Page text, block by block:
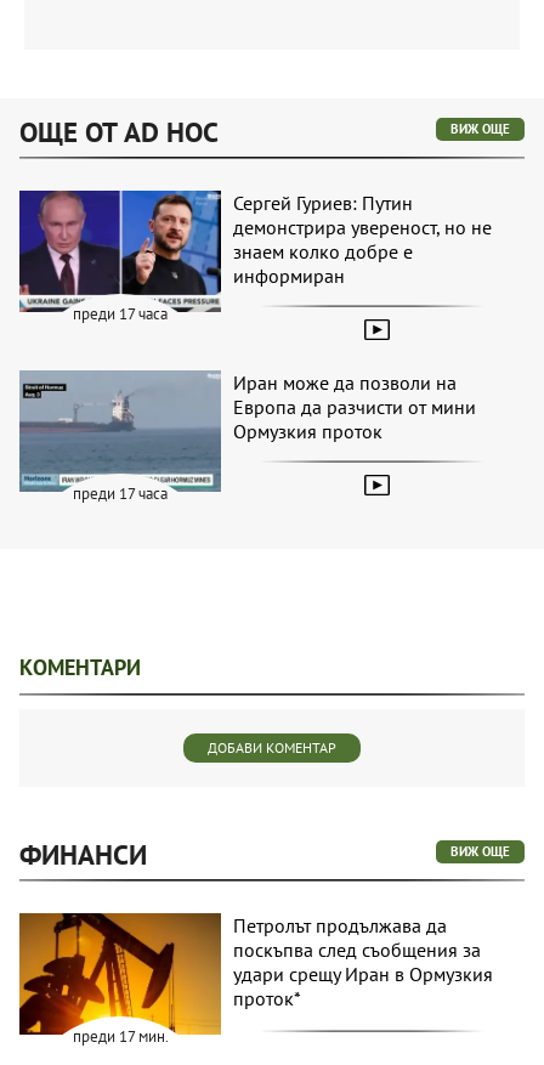
ОЩЕ ОТ AD HOC ВИЖ ОЩЕ
преди 17 часа
Сергей Гуриев: Путин
демонстрира увереност, но не
знаем колко добре е
информиран
преди 17 часа
Иран може да позволи на
Европа да разчисти от мини
Ормузкия проток
КОМЕНТАРИ
ДОБАВИ КОМЕНТАР
ФИНАНСИ ВИЖ ОЩЕ
преди 17 мин.
Петролът продължава да
поскъпва след съобщения за
удари срещу Иран в Ормузкия
проток*